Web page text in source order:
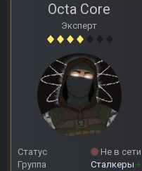
Octa Core
Эксперт
Статус
Не в сети
Группа
Сталкеры +